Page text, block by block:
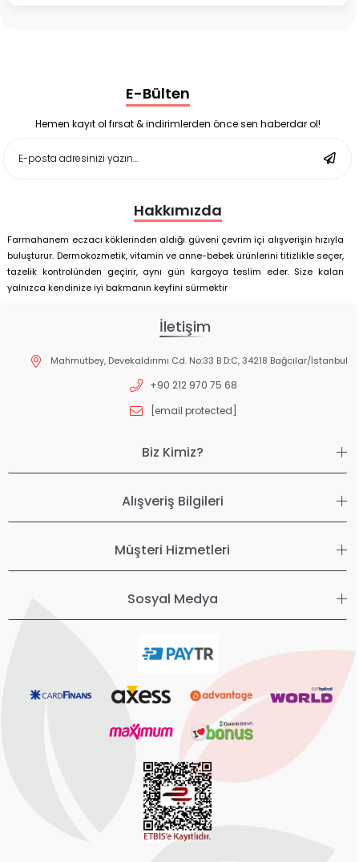
Enterogermina Family 5 ml 20 Flakon
Deep Flex Stres Azaltıcı ve Enerji Dengeleyici Topraklama
Matı Set 40x60 cm
Deep Flex Stres Azaltıcı ve Enerji Dengeleyici Topraklama
E-Bülten
Hemen kayıt ol fırsat & indirimlerden önce sen haberdar ol!
Hakkımızda
Farmahanem eczacı köklerinden aldığı güveni çevrim içi alışverişin hızıyla
buluşturur. Dermokozmetik, vitamin ve anne-bebek ürünlerini titizlikle seçer,
tazelik kontrolünden geçirir, aynı gün kargoya teslim eder. Size kalan
yalnızca kendinize iyi bakmanın keyfini sürmektir
İletişim
Mahmutbey, Devekaldırımı Cd. No:33 B D:C, 34218 Bağcılar/İstanbul
+90 212 970 75 68
[email protected]
Biz Kimiz?
Alışveriş Bilgileri
Müşteri Hizmetleri
Sosyal Medya